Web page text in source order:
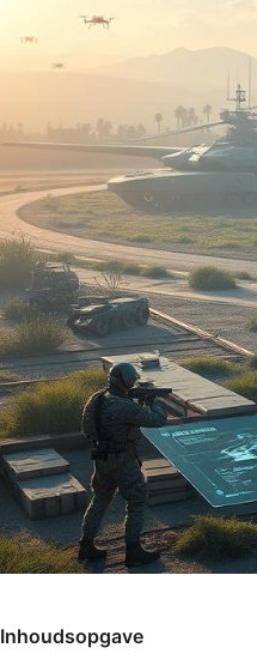
Inhoudsopgave